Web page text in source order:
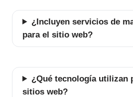
¿Incluyen servicios de
para el sitio web?
¿Qué tecnología utilizan
sitios web?